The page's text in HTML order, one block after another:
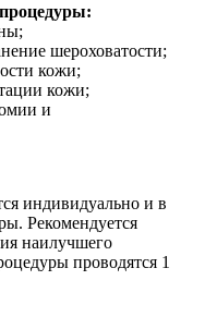
шероховатости;
кожи;
кожи;
и
индивидуально и в
Рекомендуется
наилучшего
проводятся 1